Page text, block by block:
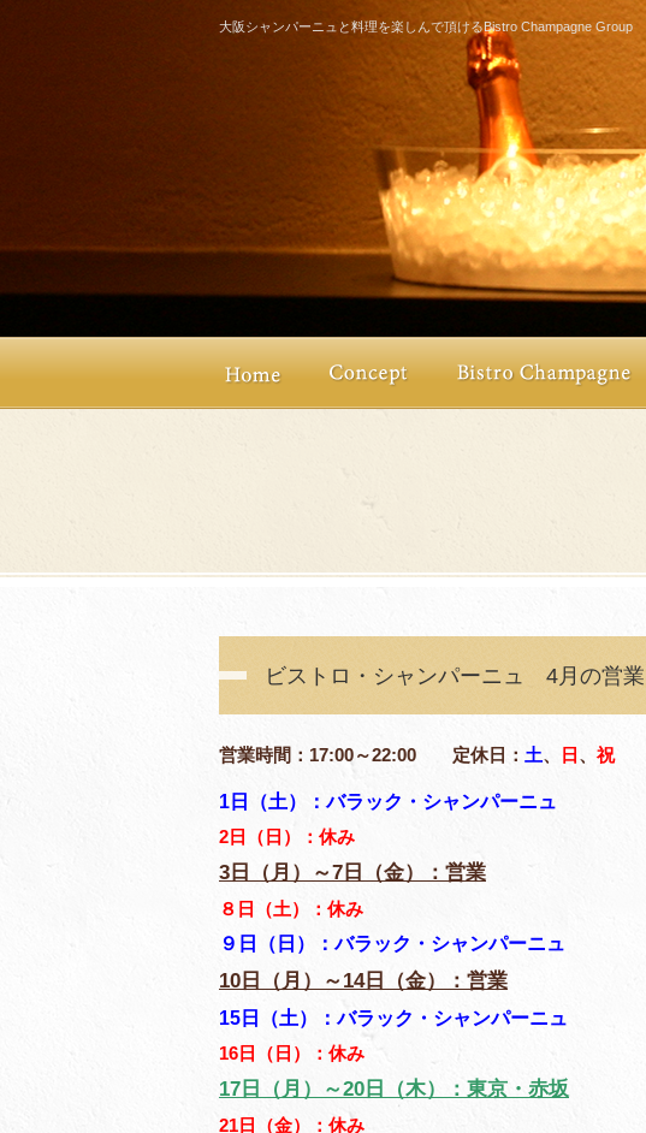
大阪シャンパーニュと料理を楽しんで頂けるBistro Champagne Group
ビストロ・シャンパーニュ 4月の営業
営業時間：17:00～22:00 定休日： 土、 日 、祝
1日（土）：バラック・シャンパーニュ
2日（日）：休み
3日（月）～7日（金）：営業
８日（土）：休み
９日（日）：バラック・シャンパーニュ
10日（月）～14日（金）：営業
15日（土）：バラック・シャンパーニュ
16日（日）：休み
17日（月）～20日（木）：東京・赤坂
21日（金）：休み